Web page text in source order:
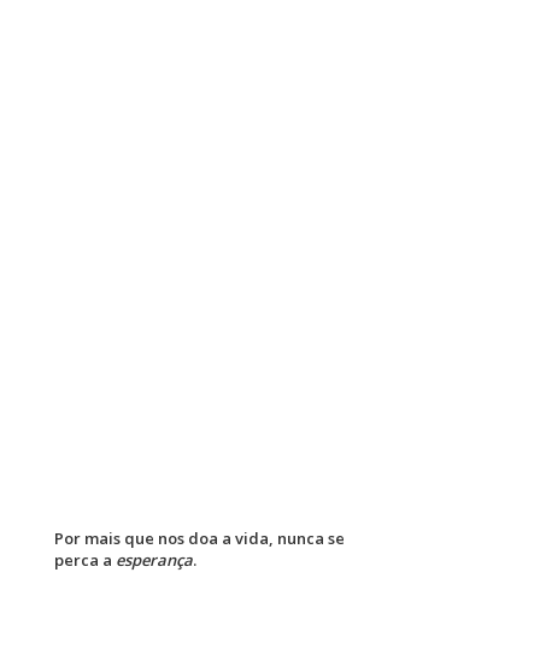
Por mais que nos doa a vida, nunca se
perca a esperança.